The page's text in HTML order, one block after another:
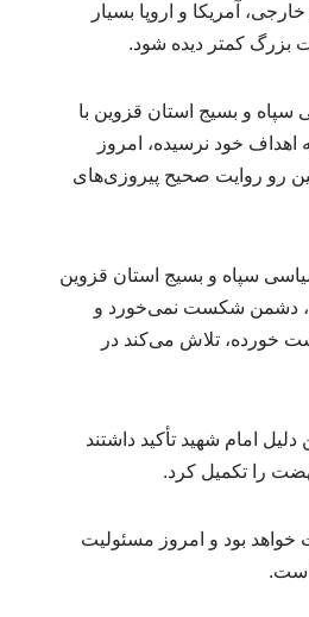
آمریکا و اروپا بسیار
بزرگ کمتر دیده شود.
سپاه و بسیج استان قزوین با
خود نرسیده، امروز
رو روایت صحیح پیروزی‌های
سپاه و بسیج استان قزوین
دشمن شکست نمی‌خورد و
خورده، تلاش می‌کند در
امام شهید تأکید داشتند
را تکمیل کرد.
خواهد بود و امروز مسئولیت
است.